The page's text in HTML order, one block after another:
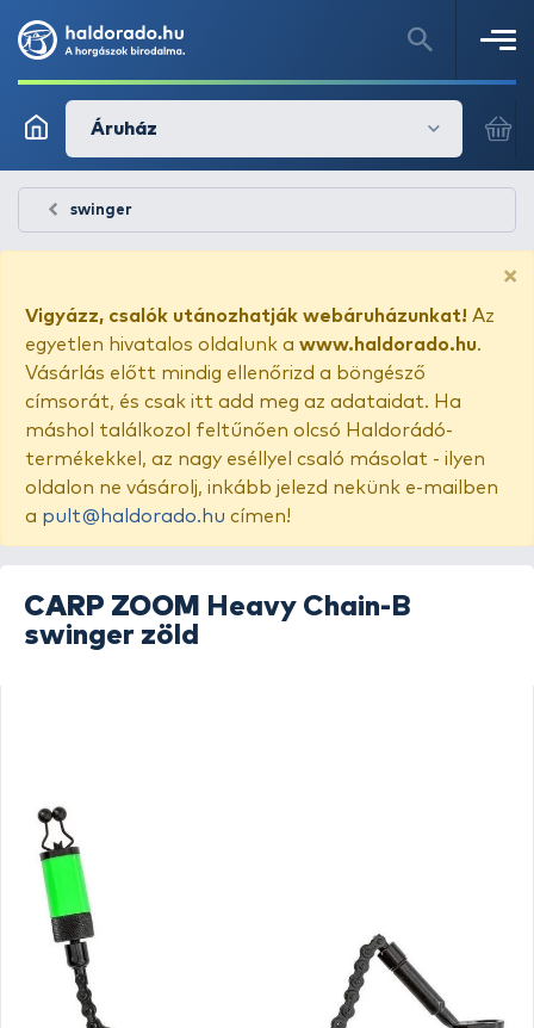
Áruház
swinger
×
Vigyázz, csalók utánozhatják webáruházunkat! Az
egyetlen hivatalos oldalunk a www.haldorado.hu.
Vásárlás előtt mindig ellenőrizd a böngésző
címsorát, és csak itt add meg az adataidat. Ha
máshol találkozol feltűnően olcsó Haldorádó-
termékekkel, az nagy eséllyel csaló másolat - ilyen
oldalon ne vásárolj, inkább jelezd nekünk e-mailben
a pult@haldorado.hu címen!
CARP ZOOM
Heavy Chain-B
swinger zöld